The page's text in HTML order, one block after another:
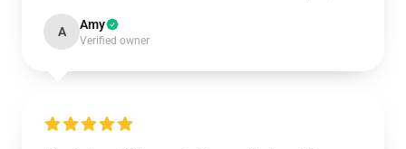
A Amy
Verified owner